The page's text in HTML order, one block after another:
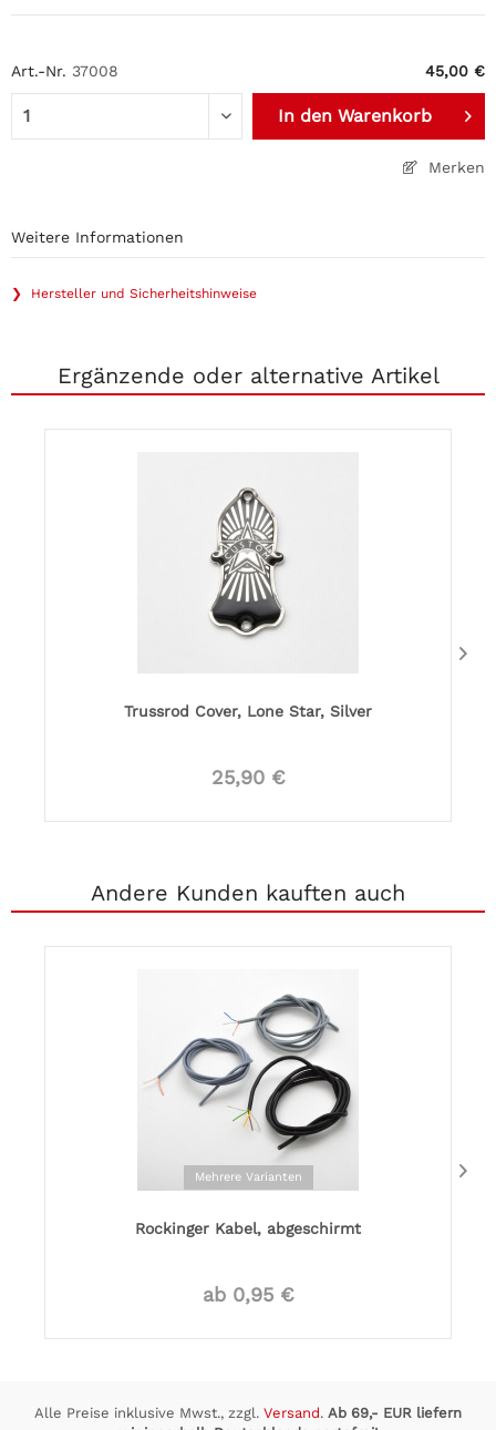
Art.-Nr. 37008 45,00 €
In den Warenkorb
Merken
Weitere Informationen
❯ Hersteller und Sicherheitshinweise
Ergänzende oder alternative Artikel
Trussrod Cover, Lone Star, Silver
25,90 €
Andere Kunden kauften auch
Mehrere Varianten
Rockinger Kabel, abgeschirmt
ab 0,95 €
Alle Preise inklusive Mwst., zzgl. Versand. Ab 69,- EUR liefern